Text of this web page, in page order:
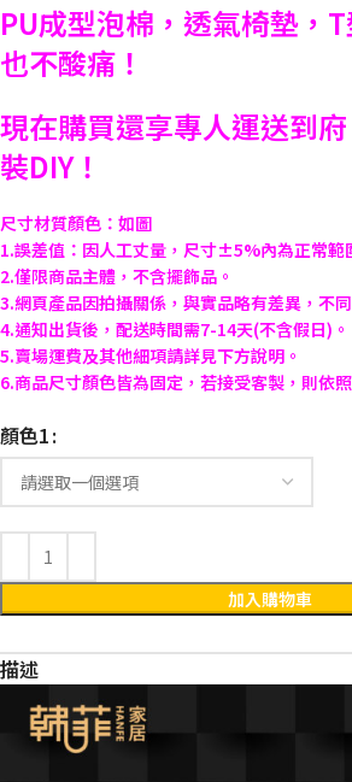
PU成型泡棉，透氣椅墊，
也不酸痛！
現在購買還享專人運送到
裝DIY！
尺寸材質顏色：如圖
1.誤差值：因人工丈量，尺寸±5%內為正常範
2.僅限商品主體，不含擺飾品。
3.網頁產品因拍攝關係，與實品略有差異，不
4.通知出貨後，配送時間需7-14天(不含假日)。
5.賣場運費及其他細項請詳見下方說明。
6.商品尺寸顏色皆為固定，若接受客製，則依
顏色1
加入購物車
描述